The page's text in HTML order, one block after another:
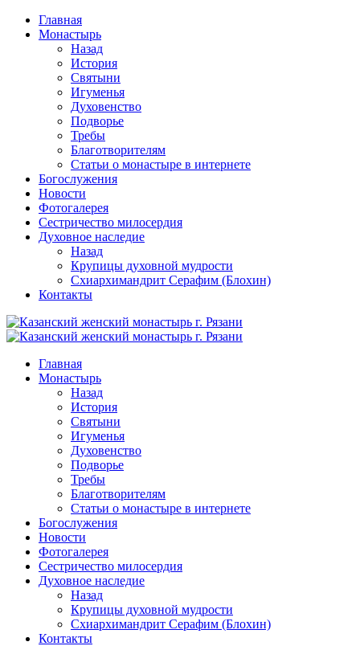
Перейти
содержимому
Главная
Монастырь
Назад
История
Святыни
Игуменья
Духовенство
Подворье
Требы
Благотворителям
Статьи о монастыре в интернете
Богослужения
Новости
Фотогалерея
Сестричество милосердия
Духовное наследие
Назад
Крупицы духовной мудрости
Схиархимандрит Серафим (Блохин)
Контакты
Главная
Монастырь
Назад
История
Святыни
Игуменья
Духовенство
Подворье
Требы
Благотворителям
Статьи о монастыре в интернете
Богослужения
Новости
Фотогалерея
Сестричество милосердия
Духовное наследие
Назад
Крупицы духовной мудрости
Схиархимандрит Серафим (Блохин)
Контакты